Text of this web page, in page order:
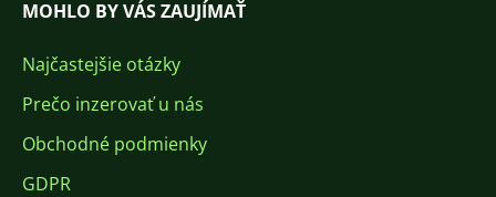
MOHLO BY VÁS ZAUJÍMAŤ
Najčastejšie otázky
Prečo inzerovať u nás
Obchodné podmienky
GDPR